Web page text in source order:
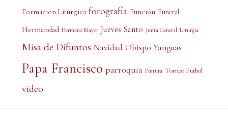
Formación Litúrgica fotografía Función Funeral
Hermandad Hermano Mayor Jueves Santo Junta General Liturgia
Misa de Difuntos Navidad Obispo Yanguas
Papa Francisco parroquia Pintura Torneo Futbol
video